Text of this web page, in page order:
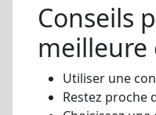
Conseils
meilleure
Utiliser une
Restez proche